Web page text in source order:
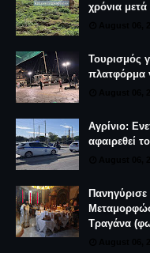
χρόνια
Τουρισμός
πλατφόρμα
Αγρίνιο:
αφαιρεθεί
Τραγάνα